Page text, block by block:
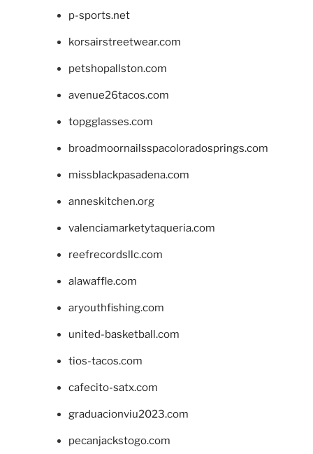
p-sports.net
korsairstreetwear.com
petshopallston.com
avenue26tacos.com
topgglasses.com
broadmoornailsspacoloradosprings.com
missblackpasadena.com
anneskitchen.org
valenciamarketytaqueria.com
reefrecordsllc.com
alawaffle.com
aryouthfishing.com
united-basketball.com
tios-tacos.com
cafecito-satx.com
graduacionviu2023.com
pecanjackstogo.com